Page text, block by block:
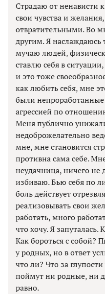
Страдаю от ненависти
свои чувства и
отвратительными. Во
другим. Я наслаждаюсь
мучаю людей,
ставлю себя в
и это тоже
как любить себя, мне
были
агрессией по
Меня публично
недоброжелательно
мне, мне становится
противна сама себе.
неудачница, ничего не
избиваю. Бью себя по
боль действует
реализовывать свои
работать, много
что хочу. Я
Как бороться с собой?
у родных, но в ответ
что ли? Что за
поймут ни родные, ни
равно.